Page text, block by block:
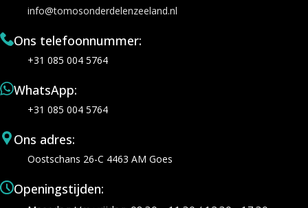
info@tomosonderdelenzeeland.nl
Ons telefoonnummer:
+31 085 004 5764
WhatsApp:
+31 085 004 5764
Ons adres:
Oostschans 26-C 4463 AM Goes
Openingstijden: